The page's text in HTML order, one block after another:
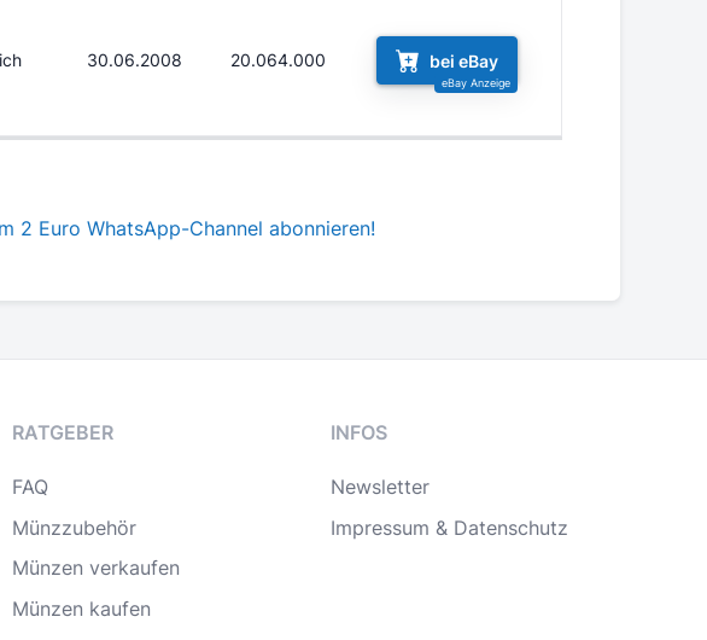
30.06.2008 20.064.000 bei eBay
2 Euro WhatsApp-Channel abonnieren!
RATGEBER
FAQ
Münzzubehör
Münzen verkaufen
Münzen kaufen
INFOS
Newsletter
Impressum & Datenschutz